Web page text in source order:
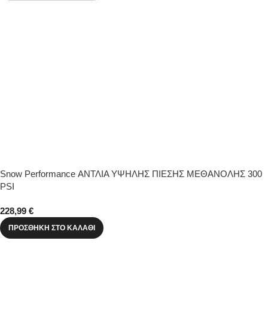
Snow Performance ΑΝΤΛΙΑ ΥΨΗΛΗΣ ΠΙΕΣΗΣ ΜΕΘΑΝΟΛΗΣ 300
PSI
228,99 €
ΠΡΟΣΘΉΚΗ ΣΤΟ ΚΑΛΆΘΙ